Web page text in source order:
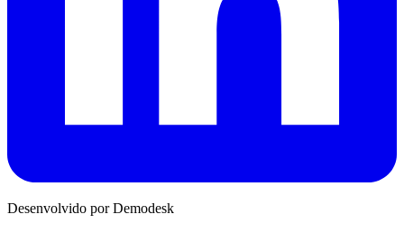
Desenvolvido por Demodesk